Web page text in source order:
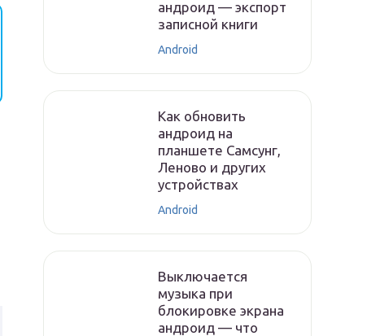
андроид — экспорт
записной книги
Android
Как обновить
андроид на
планшете Самсунг,
Леново и других
устройствах
Android
Выключается
музыка при
блокировке экрана
андроид — что